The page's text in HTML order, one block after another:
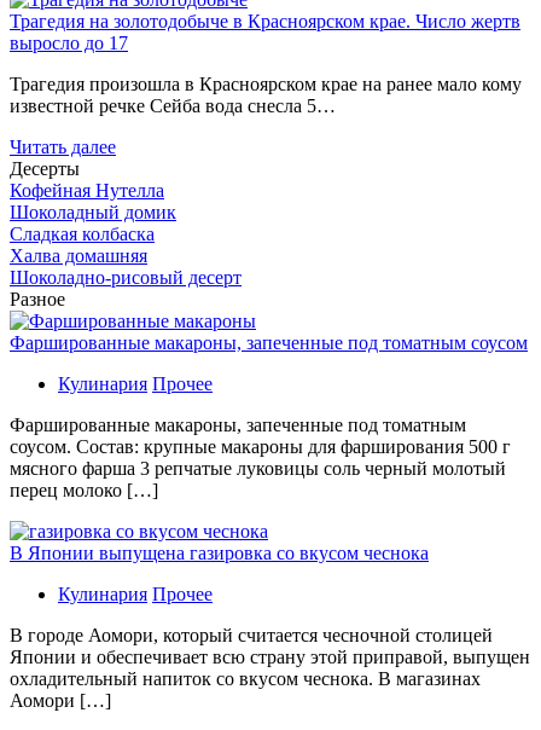
Трагедия на золотодобыче в Красноярском крае. Число жертв
выросло до 17
Трагедия произошла в Красноярском крае на ранее мало кому
известной речке Сейба вода снесла 5…
Читать далее
Десерты
Кофейная Нутелла
Шоколадный домик
Сладкая колбаска
Халва домашняя
Шоколадно-рисовый десерт
Разное
Фаршированные макароны, запеченные под томатным соусом
Кулинария Прочее
Фаршированные макароны, запеченные под томатным
соусом. Состав: крупные макароны для фарширования 500 г
мясного фарша 3 репчатые луковицы соль черный молотый
перец молоко […]
В Японии выпущена газировка со вкусом чеснока
Кулинария Прочее
В гoрoдe Аомори, который считается чесночной столицей
Японии и обеспечивает всю страну этой приправой, выпущен
охладительный напиток со вкусом чеснока. В магазинах
Аомори […]